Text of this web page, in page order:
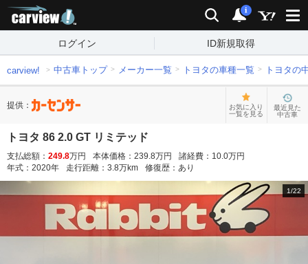
検索 通知
i
ログイン ID新規取得
carview! 中古車トップ メーカー一覧 トヨタの車種一覧 トヨタの
提供：
お気に入り
一覧を見る
最近見た
中古車
トヨタ 86 2.0 GT リミテッド
支払総額： 249.8万円 本体価格： 239.8万円 諸経費： 10.0万円
年式： 2020年 走行距離： 3.8万km 修復歴： あり
1/22